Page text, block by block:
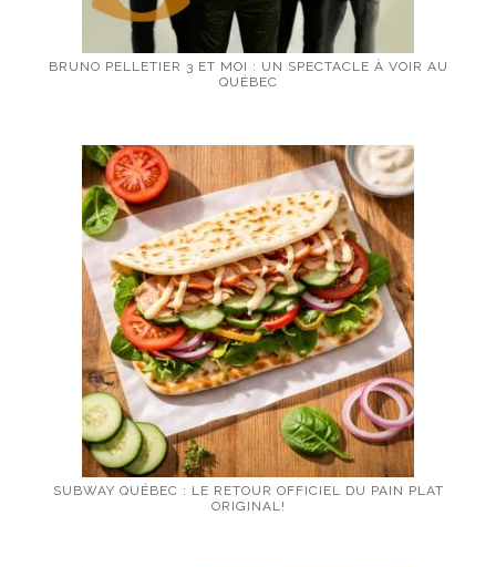
BRUNO PELLETIER 3 ET MOI : UN SPECTACLE À VOIR AU
QUÉBEC
SUBWAY QUÉBEC : LE RETOUR OFFICIEL DU PAIN PLAT
ORIGINAL!